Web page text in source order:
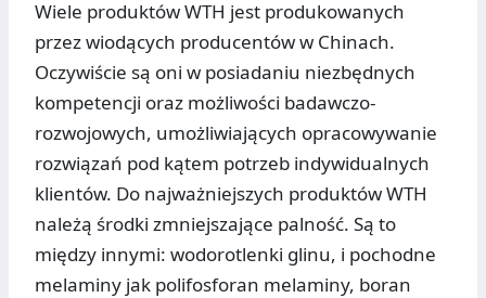
Wiele produktów WTH jest produkowanych
przez wiodących producentów w Chinach.
Oczywiście są oni w posiadaniu niezbędnych
kompetencji oraz możliwości badawczo-
rozwojowych, umożliwiających opracowywanie
rozwiązań pod kątem potrzeb indywidualnych
klientów. Do najważniejszych produktów WTH
należą środki zmniejszające palność. Są to
między innymi: wodorotlenki glinu, i pochodne
melaminy jak polifosforan melaminy, boran